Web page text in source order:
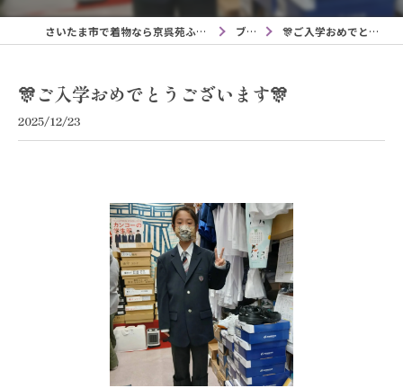
さいたま市で着物なら京呉苑ふじや呉服店与野本町店 ブログ 🎊ご入学おめでとうございます🎊
🎊ご入学おめでとうございます🎊
2025/12/23